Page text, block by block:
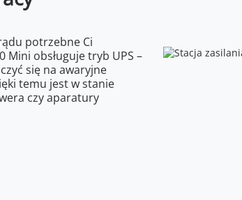
potrzebne Ci
Mini obsługuje tryb UPS –
się na awaryjne
temu jest w stanie
czy aparatury